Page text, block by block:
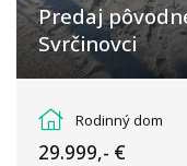
Predaj
Svrčinovci
Rodinný dom
29.999,- €